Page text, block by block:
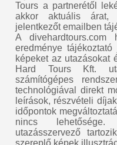
Tours a partnerétől
akkor aktuális árat,
jelentkezőt emailben
A divehardtours.com
eredménye
képeket az utazásokat
Hard Tours Kft.
számítógépes
technológiával direkt
leírások, részvételi
időpontok
nincs
utazásszervező
szereplő képek